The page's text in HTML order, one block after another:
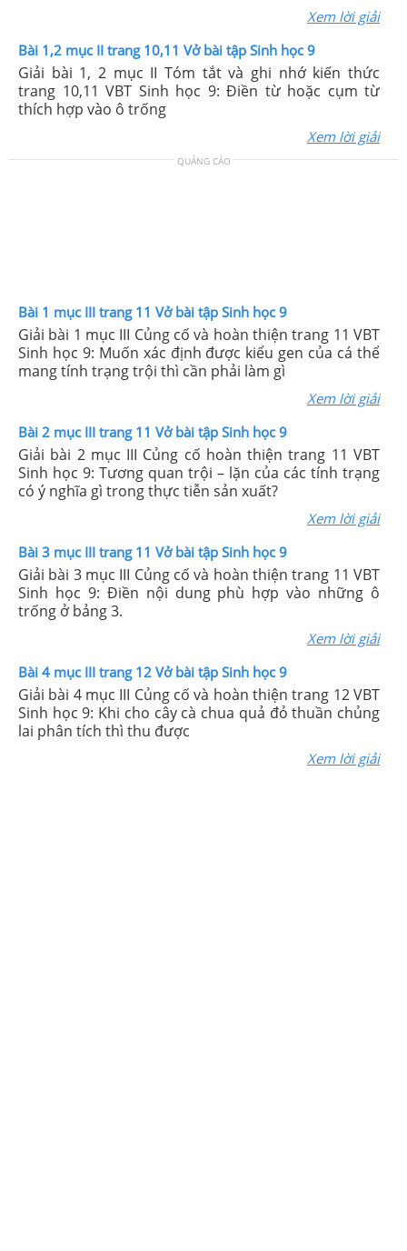
Xem lời giải
Bài 1,2 mục II trang 10,11 Vở bài tập Sinh học 9
Giải bài 1, 2 mục II Tóm tắt và ghi nhớ kiến thức
trang 10,11 VBT Sinh học 9: Điền từ hoặc cụm từ
thích hợp vào ô trống
Xem lời giải
QUẢNG CÁO
Bài 1 mục III trang 11 Vở bài tập Sinh học 9
Giải bài 1 mục III Củng cố và hoàn thiện trang 11 VBT
Sinh học 9: Muốn xác định được kiểu gen của cá thể
mang tính trạng trội thì cần phải làm gì
Xem lời giải
Bài 2 mục III trang 11 Vở bài tập Sinh học 9
Giải bài 2 mục III Củng cố hoàn thiện trang 11 VBT
Sinh học 9: Tương quan trội – lặn của các tính trạng
có ý nghĩa gì trong thực tiễn sản xuất?
Xem lời giải
Bài 3 mục III trang 11 Vở bài tập Sinh học 9
Giải bài 3 mục III Củng cố và hoàn thiện trang 11 VBT
Sinh học 9: Điền nội dung phù hợp vào những ô
trống ở bảng 3.
Xem lời giải
Bài 4 mục III trang 12 Vở bài tập Sinh học 9
Giải bài 4 mục III Củng cố và hoàn thiện trang 12 VBT
Sinh học 9: Khi cho cây cà chua quả đỏ thuần chủng
lai phân tích thì thu được
Xem lời giải